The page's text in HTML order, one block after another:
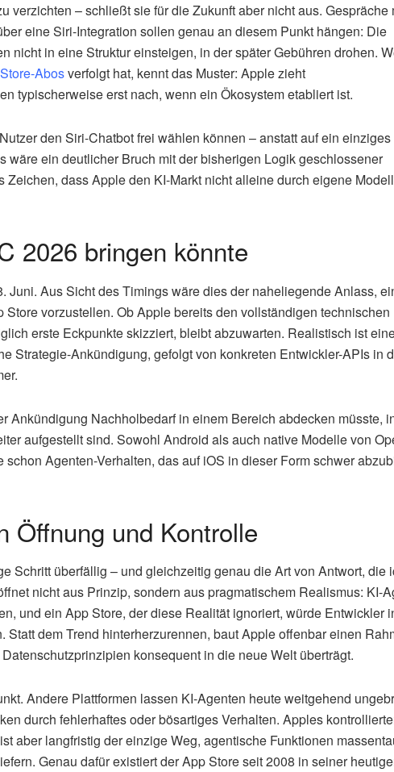
verzichten – schließt sie für die Zukunft aber nicht aus. Gespräche
eine Siri-Integration sollen genau an diesem Punkt hängen: Die
nicht in eine Struktur einsteigen, in der später Gebühren drohen.
Abosverfolgt hat, kennt das Muster: Apple zieht
typischerweise erst nach, wenn ein Ökosystem etabliert ist.
den Siri-Chatbot frei wählen können – anstatt auf ein einziges
wäre ein deutlicher Bruch mit der bisherigen Logik geschlossener
Zeichen, dass Apple den KI-Markt nicht alleine durch eigene
2026 bringen könnte
Juni. Aus Sicht des Timings wäre dies der naheliegende Anlass,
Store vorzustellen. Ob Apple bereits den vollständigen technischen
erste Eckpunkte skizziert, bleibt abzuwarten. Realistisch ist
Strategie-Ankündigung, gefolgt von konkreten Entwickler-APIs in
Ankündigung Nachholbedarf in einem Bereich abdecken müsste,
aufgestellt sind. Sowohl Android als auch native Modelle von
Agenten-Verhalten, das auf iOS in dieser Form schwer
Öffnung und Kontrolle
Schritt überfällig – und gleichzeitig genau die Art von Antwort, die
nicht aus Prinzip, sondern aus pragmatischem Realismus: KI-
und ein App Store, der diese Realität ignoriert, würde Entwickler
Statt dem Trend hinterherzurennen, baut Apple offenbar einen
konsequent in die neue Welt überträgt.
Andere Plattformen lassen KI-Agenten heute weitgehend
durch fehlerhaftes oder bösartiges Verhalten. Apples
aber langfristig der einzige Weg, agentische Funktionen
Genau dafür existiert der App Store seit 2008 in seiner